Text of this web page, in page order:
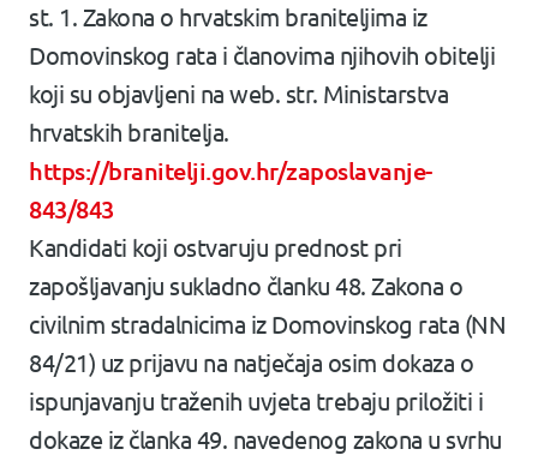
st. 1. Zakona o hrvatskim braniteljima iz
Domovinskog rata i članovima njihovih obitelji
koji su objavljeni na web. str. Ministarstva
hrvatskih branitelja.
https://branitelji.gov.hr/zaposlavanje-
843/843
Kandidati koji ostvaruju prednost pri
zapošljavanju sukladno članku 48. Zakona o
civilnim stradalnicima iz Domovinskog rata (NN
84/21) uz prijavu na natječaja osim dokaza o
ispunjavanju traženih uvjeta trebaju priložiti i
dokaze iz članka 49. navedenog zakona u svrhu